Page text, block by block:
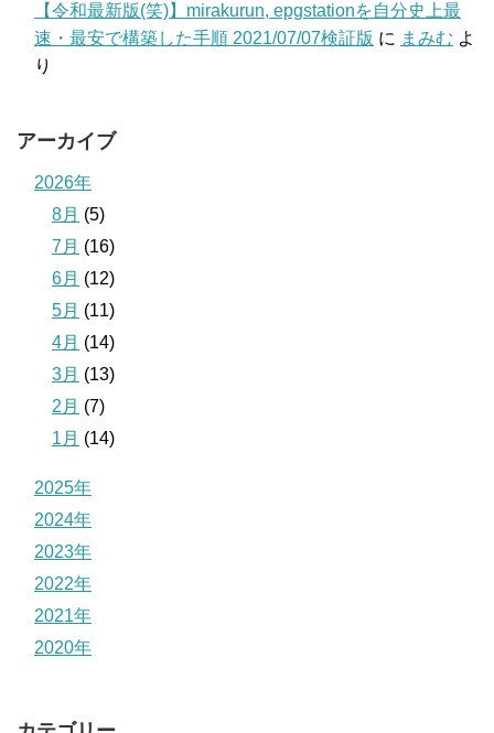
【令和最新版(笑)】mirakurun, epgstationを自分史上最
速・最安で構築した手順 2021/07/07検証版 に まみむ よ
り
アーカイブ
2026年
8月 (5)
7月 (16)
6月 (12)
5月 (11)
4月 (14)
3月 (13)
2月 (7)
1月 (14)
2025年
2024年
2023年
2022年
2021年
2020年